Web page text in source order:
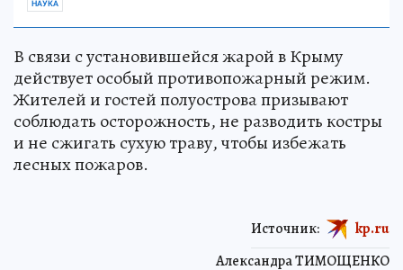
НАУКА
В связи с установившейся жарой в Крыму
действует особый противопожарный режим.
Жителей и гостей полуострова призывают
соблюдать осторожность, не разводить костры
и не сжигать сухую траву, чтобы избежать
лесных пожаров.
Александра ТИМОЩЕНКО
Источник: kp.ru